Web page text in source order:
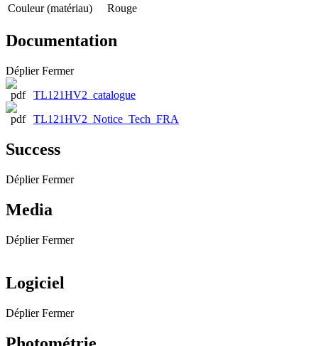
Couleur (matériau)
Rouge
Documentation
Déplier Fermer
TL121HV2_catalogue
TL121HV2_Notice_Tech_FRA
Success
Déplier Fermer
Media
Déplier Fermer
Logiciel
Déplier Fermer